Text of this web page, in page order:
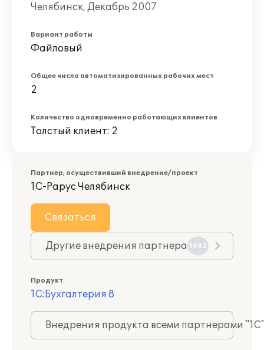
Челябинск, Декабрь 2007
Вариант работы
Файловый
Общее число автоматизированных рабочих мест
2
Количество одновременно работающих клиентов
Толстый клиент: 2
Партнер, осуществивший внедрение/проект
1С-Рарус Челябинск
Связаться
Другие внедрения партнера 1483
Продукт
1С:Бухгалтерия 8
Внедрения продукта всеми партнерами